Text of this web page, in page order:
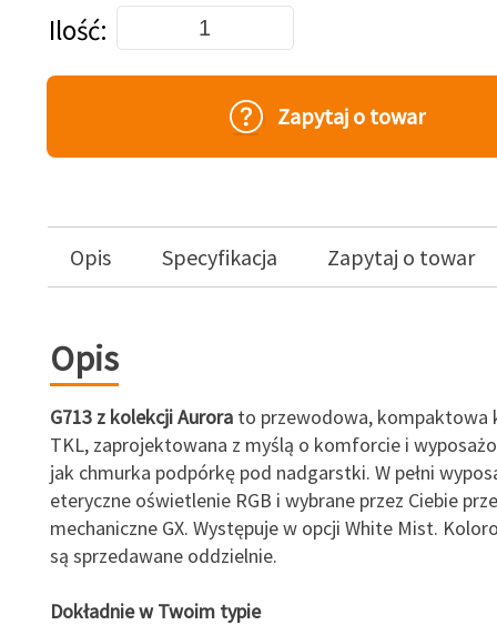
Dodaj do koszyka
Ilość
Zapytaj o towar
Opis Specyfikacja Zapytaj o towar
Opis
G713 z kolekcji Aurorato przewodowa, kompaktowa
TKL, zaprojektowana z myślą o komforcie i
jak chmurka podpórkę pod nadgarstki. W pełni
eteryczne oświetlenie RGB i wybrane przez Ciebie
mechaniczne GX. Występuje w opcji White Mist.
są sprzedawane oddzielnie.
Dokładnie w Twoim typie